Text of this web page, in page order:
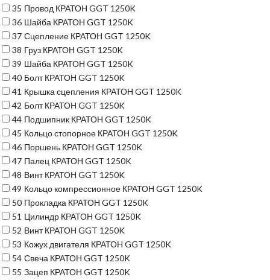
35 Провод КРАТОН GGT 1250K
36 Шайба КРАТОН GGT 1250K
37 Сцепление КРАТОН GGT 1250K
38 Груз КРАТОН GGT 1250K
39 Шайба КРАТОН GGT 1250K
40 Болт КРАТОН GGT 1250K
41 Крышка сцепления КРАТОН GGT 1250K
42 Болт КРАТОН GGT 1250K
44 Подшипник КРАТОН GGT 1250K
45 Кольцо стопорное КРАТОН GGT 1250K
46 Поршень КРАТОН GGT 1250K
47 Палец КРАТОН GGT 1250K
48 Винт КРАТОН GGT 1250K
49 Кольцо компрессионное КРАТОН GGT 1250K
50 Прокладка КРАТОН GGT 1250K
51 Цилиндр КРАТОН GGT 1250K
52 Винт КРАТОН GGT 1250K
53 Кожух двигателя КРАТОН GGT 1250K
54 Свеча КРАТОН GGT 1250K
55 Зацеп КРАТОН GGT 1250K